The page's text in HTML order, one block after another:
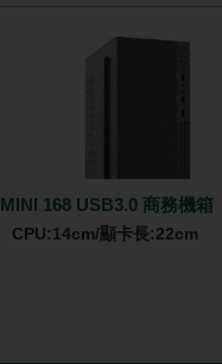
MINI 168 USB3.0 商務機箱
CPU:14cm/顯卡長:22cm